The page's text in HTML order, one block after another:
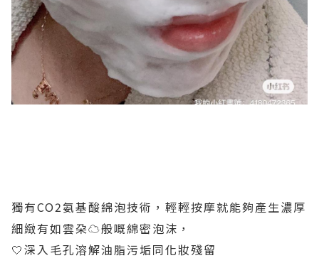
獨有CO2氨基酸綿泡技術，輕輕按摩就能夠產生濃厚
細緻有如雲朶☁️般嘅綿密泡沫，
🤍深入毛孔溶解油脂污垢同化妝殘留